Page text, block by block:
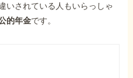
いされている人もいらっしゃ
的年金です。